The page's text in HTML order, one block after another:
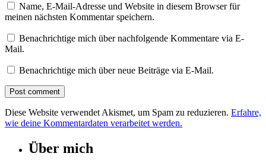
Name, E-Mail-Adresse und Website in diesem Browser für
meinen nächsten Kommentar speichern.
Benachrichtige mich über nachfolgende Kommentare via E-
Mail.
Benachrichtige mich über neue Beiträge via E-Mail.
Diese Website verwendet Akismet, um Spam zu reduzieren. Erfahre,
wie deine Kommentardaten verarbeitet werden.
Über mich